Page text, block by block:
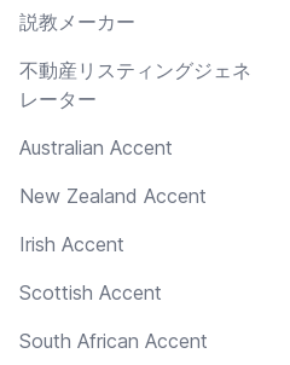
説教メーカー
不動産リスティングジェネ
レーター
Australian Accent
New Zealand Accent
Irish Accent
Scottish Accent
South African Accent